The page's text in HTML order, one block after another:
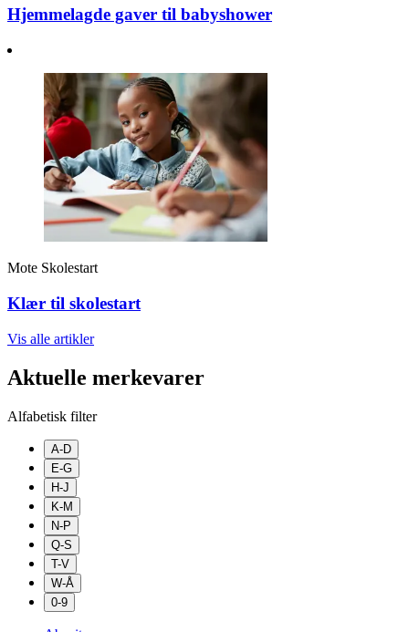
Hjemmelagde gaver til babyshower
Mote Skolestart
Klær til skolestart
Vis alle artikler
Aktuelle merkevarer
Alfabetisk filter
A-D
E-G
H-J
K-M
N-P
Q-S
T-V
W-Å
0-9